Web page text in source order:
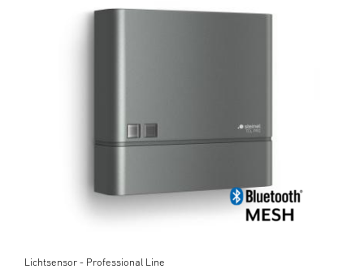
Lichtsensor - Professional Line